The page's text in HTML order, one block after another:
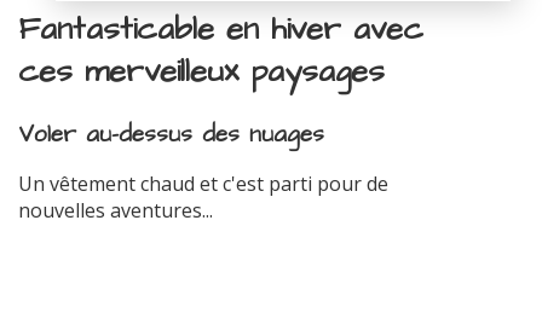
Fantasticable en hiver avec
ces merveilleux paysages
Voler au-dessus des nuages
Un vêtement chaud et c'est parti pour de
nouvelles aventures...